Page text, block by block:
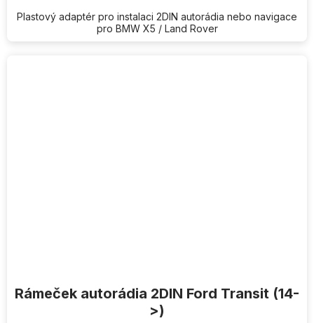
Plastový adaptér pro instalaci 2DIN autorádia nebo navigace
pro BMW X5 / Land Rover
Rámeček autorádia 2DIN Ford Transit (14-
>)